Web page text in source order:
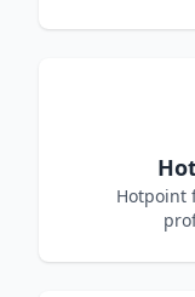
Hotpoint